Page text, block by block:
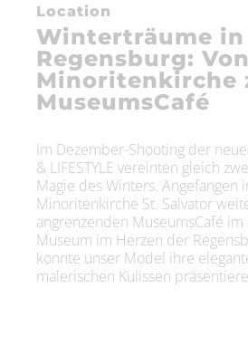
Location
Winterträume in
Regensburg:
Minoritenkirche
MuseumsCafé
Im Dezember-Shooting der
& LIFESTYLE vereinten gleich
Magie des Winters. Angefangen
Minoritenkirche St. Salvator
angrenzenden MuseumsCafé
Museum im Herzen der
konnte unser Model ihre
malerischen Kulissen